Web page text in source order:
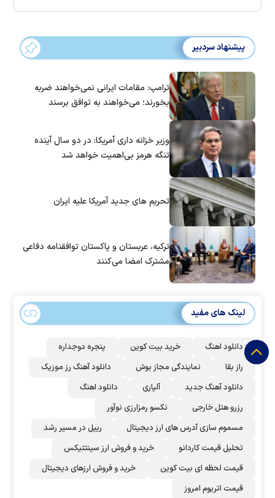
پیشنهاد سردبیر
ترامپ: مقامات ایرانی نمی‌خواهند ضربه
بخورند؛ می‌خواهند به توافق برسند
وزیر خزانه داری آمریکا: در دو سال آینده
تنگه هرمز بی‌اهمیت خواهد شد
تحریم های جدید آمریکا علیه ایران
ترکیه، عربستان و پاکستان توافقنامه دفاعی
مشترک امضا می‌کنند
لینک های مفید
دانلود اهنگ خرید بیت کوین
پنجره دوجداره
راز بقا
نمایندگی مجاز بوش
دانلود آهنگ رز‌ موزیک
دانلود آهنگ جدید
آلپاری
دانلود اهنگ
رزرو هتل خارجی
نکسو رمزارزی نوآور
مسموم سازی آدرس های ارز دیجیتال
ریپل در مسیر رشد
تحلیل قیمت کاردانو
خرید و فروش ارز سینتتیکس
قیمت لحظه ای بیت کوین
خرید و فروش ارزهای دیجیتال
قیمت اتریوم امروز